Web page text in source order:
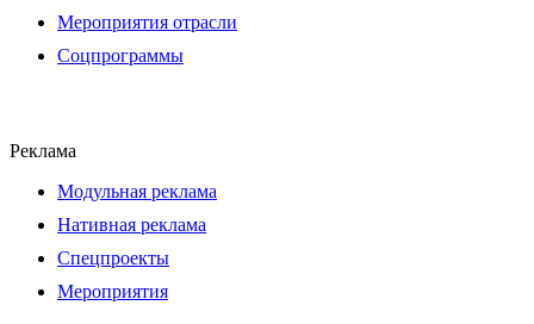
Мероприятия отрасли
Соцпрограммы
Реклама
Модульная реклама
Нативная реклама
Спецпроекты
Мероприятия